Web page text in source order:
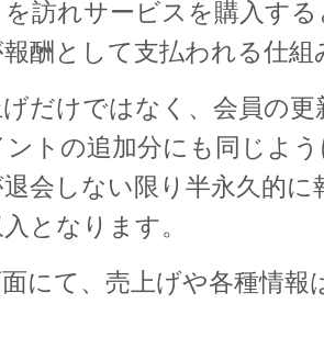
訪れサービスを購入す
報酬として支払われる仕
だけではなく、会員の
ントの追加分にも同じよ
会しない限り半永久的
となります。
にて、売上げや各種情